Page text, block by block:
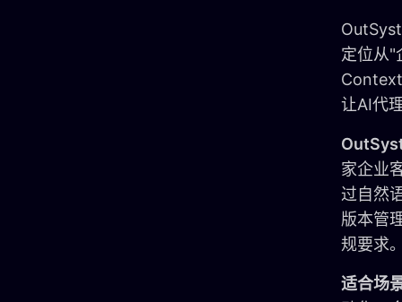
定位从"
让AI代
家企业
过自然
版本管
规要求
适合场